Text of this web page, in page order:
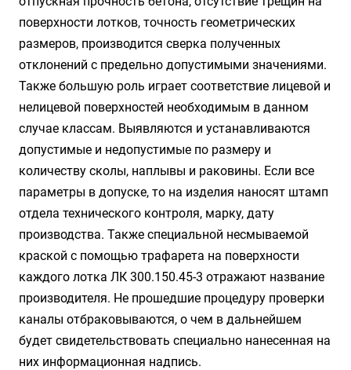
поверхности лотков, точность геометрических
размеров, производится сверка полученных
отклонений с предельно допустимыми значениями.
Также большую роль играет соответствие лицевой и
нелицевой поверхностей необходимым в данном
случае классам. Выявляются и устанавливаются
допустимые и недопустимые по размеру и
количеству сколы, наплывы и раковины. Если все
параметры в допуске, то на изделия наносят штамп
отдела технического контроля, марку, дату
производства. Также специальной несмываемой
краской с помощью трафарета на поверхности
каждого лотка ЛК 300.150.45-3 отражают название
производителя. Не прошедшие процедуру проверки
каналы отбраковываются, о чем в дальнейшем
будет свидетельствовать специально нанесенная на
них информационная надпись.